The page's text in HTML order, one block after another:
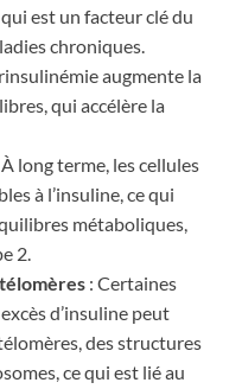
est un facteur clé du
chroniques.
augmente la
qui accélère la
À long terme, les cellules
à l’insuline, ce qui
métaboliques,
2.
: Certaines
d’insuline peut
des structures
ce qui est lié au